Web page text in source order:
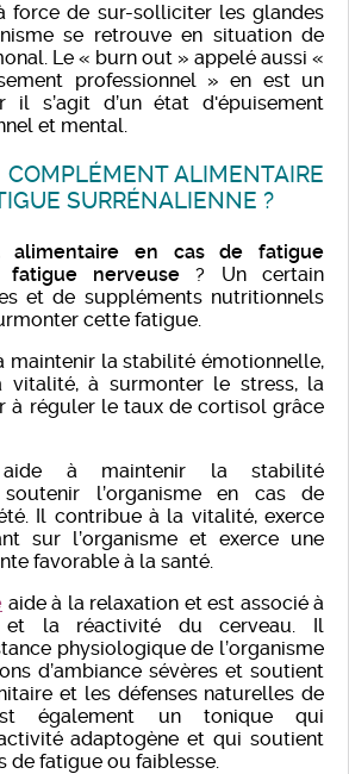
force de sur-solliciter les glandes
se retrouve en situation de
Le « burn out » appelé aussi «
professionnel » en est un
il s’agit d’un état d'épuisement
et mental.
COMPLÉMENT ALIMENTAIRE
SURRÉNALIENNE ?
alimentaire en cas de fatigue
fatigue nerveuse ? Un certain
et de suppléments nutritionnels
cette fatigue.
maintenir la stabilité émotionnelle,
à surmonter le stress, la
à réguler le taux de cortisol grâce
à maintenir la stabilité
l’organisme en cas de
Il contribue à la vitalité, exerce
sur l’organisme et exerce une
favorable à la santé.
aide à la relaxation et est associé à
et la réactivité du cerveau. Il
physiologique de l’organisme
d’ambiance sévères et soutient
et les défenses naturelles de
également un tonique qui
adaptogène et qui soutient
de fatigue ou faiblesse.